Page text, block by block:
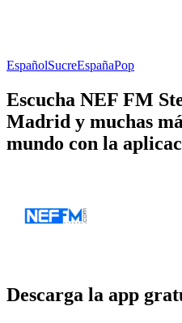
EspañolSucreEspañaPop
Escucha NEF FM
Madrid y muchas
mundo con la
Descarga la app